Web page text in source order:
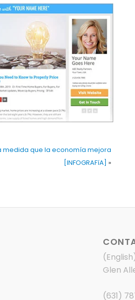
medida que la economía mejora
[INFOGRAFíA] »
Glen
(631)